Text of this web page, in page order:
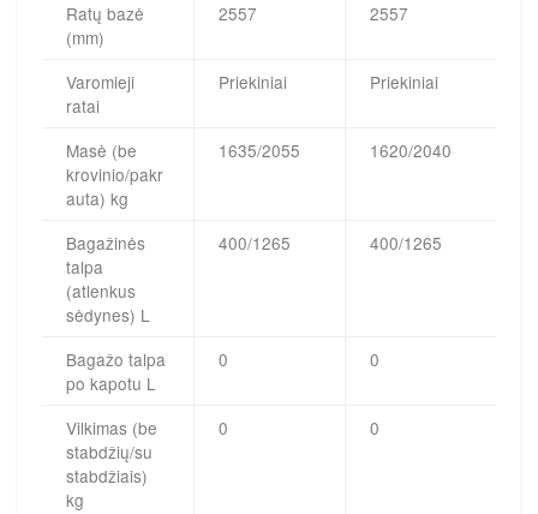
Ratų bazė
(mm)
2557 2557
Varomieji
ratai
Priekiniai Priekiniai
Masė (be
krovinio/pakr
auta) kg
1635/2055 1620/2040
Bagažinės
talpa
(atlenkus
sėdynes) L
400/1265 400/1265
Bagažo talpa
po kapotu L
0 0
Vilkimas (be
stabdžių/su
stabdžiais)
kg
0 0